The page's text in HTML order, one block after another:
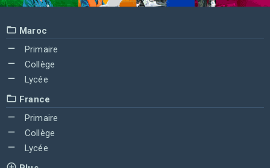
Maroc
Primaire
Collège
Lycée
France
Primaire
Collège
Lycée